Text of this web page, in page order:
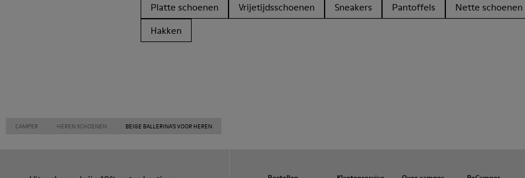
Platte schoenen
Vrijetijdsschoenen Sneakers Pantoffels
Nette schoenen
Hakken
CAMPER HEREN SCHOENEN BEIGE BALLERINA’S VOOR HEREN